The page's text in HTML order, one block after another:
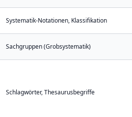
Systematik-Notationen, Klassifikation
Sachgruppen (Grobsystematik)
Schlagwörter, Thesaurusbegriffe